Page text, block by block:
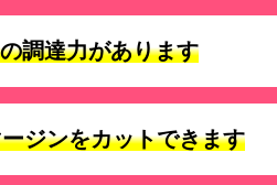
調達力があります
ジンをカットできます